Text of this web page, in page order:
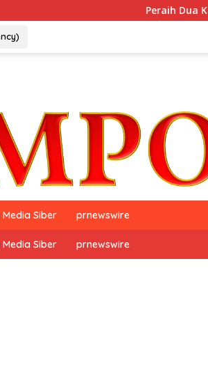
Peraih Dua Kali World’s
Siber prnewswire
Siber prnewswire